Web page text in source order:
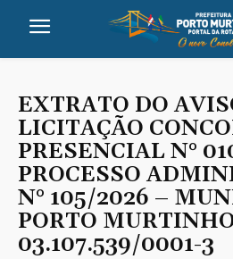
EXTRATO DO
LICITAÇÃO
PRESENCIAL N°
PROCESSO
N° 105/2026 –
PORTO
03.107.539/0001-3